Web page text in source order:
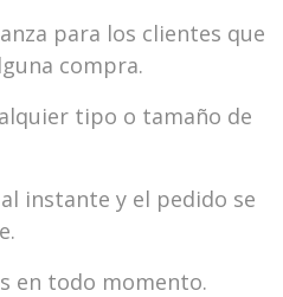
para los clientes que
compra.
tipo o tamaño de
instante y el pedido se
en todo momento.